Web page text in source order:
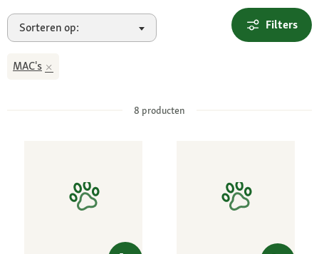
Sorteren op: Filters
MAC's
8 producten